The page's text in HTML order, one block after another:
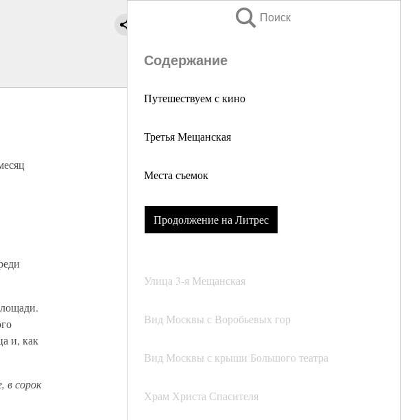
Поиск
Содержание
Путешествуем с кино
Третья Мещанская
Места съемок
Продолжение на Литрес
Улица 3-я Мещанская
Вид Москвы с Воробьевых гор
Вид Москвы с крыши Большого театра
Храм Христа Спасителя
и, как
в сорок